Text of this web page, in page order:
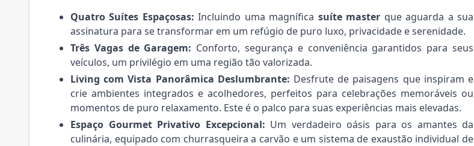
Quatro Suítes Espaçosas: Incluindo uma magnífica suíte master que aguarda a sua
assinatura para se transformar em um refúgio de puro luxo, privacidade e serenidade.
Três Vagas de Garagem: Conforto, segurança e conveniência garantidos para seus
veículos, um privilégio em uma região tão valorizada.
Living com Vista Panorâmica Deslumbrante: Desfrute de paisagens que inspiram e
crie ambientes integrados e acolhedores, perfeitos para celebrações memoráveis ou
momentos de puro relaxamento. Este é o palco para suas experiências mais elevadas.
Espaço Gourmet Privativo Excepcional: Um verdadeiro oásis para os amantes da
culinária, equipado com churrasqueira a carvão e um sistema de exaustão individual de